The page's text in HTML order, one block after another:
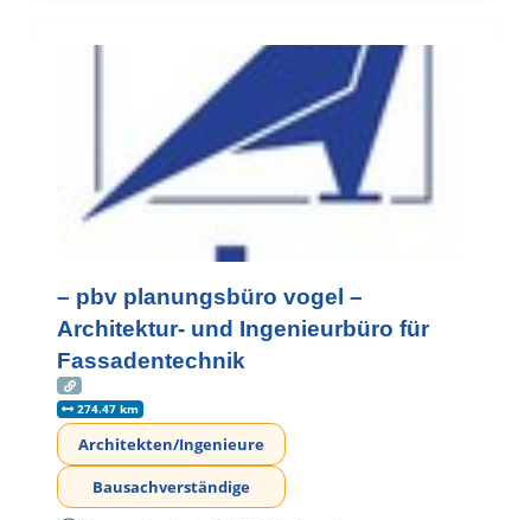
– pbv planungsbüro vogel –
Architektur- und Ingenieurbüro für
Fassadentechnik
274.47 km
Architekten/Ingenieure
Bausachverständige